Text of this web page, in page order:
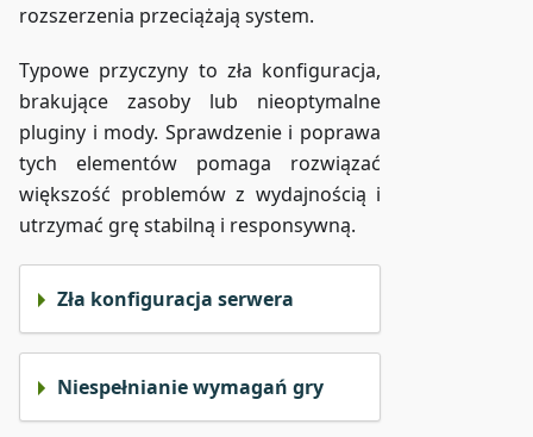
rozszerzenia przeciążają system.
Typowe przyczyny to zła konfiguracja,
brakujące zasoby lub nieoptymalne
pluginy i mody. Sprawdzenie i poprawa
tych elementów pomaga rozwiązać
większość problemów z wydajnością i
utrzymać grę stabilną i responsywną.
Zła konfiguracja serwera
Niespełnianie wymagań gry